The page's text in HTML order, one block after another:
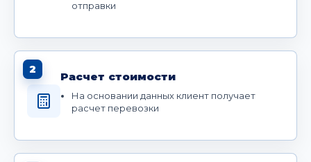
отправки
2
Расчет стоимости
На основании данных клиент получает
расчет перевозки